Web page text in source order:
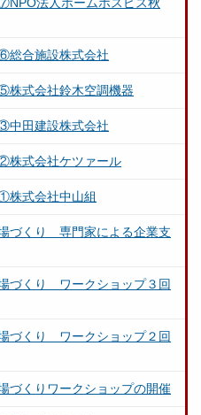
合施設株式会社
式会社鈴木空調機器
田建設株式会社
式会社ケツァール
式会社中山組
づくり 専門家による企業支
づくり ワークショップ３回
づくり ワークショップ２回
づくりワークショップの開催